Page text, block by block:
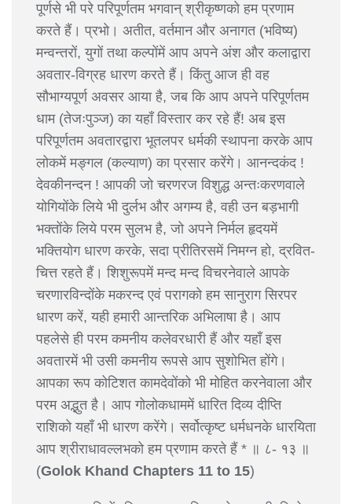
पूर्णसे भी परे परिपूर्णतम भगवान् श्रीकृष्णको हम प्रणाम
करते हैं। प्रभो। अतीत, वर्तमान और अनागत (भविष्य)
मन्वन्तरों, युगों तथा कल्पोंमें आप अपने अंश और कलाद्वारा
अवतार-विग्रह धारण करते हैं। किंतु आज ही वह
सौभाग्यपूर्ण अवसर आया है, जब कि आप अपने परिपूर्णतम
धाम (तेजःपुञ्ज) का यहाँ विस्तार कर रहे हैं! अब इस
परिपूर्णतम अवतारद्वारा भूतलपर धर्मकी स्थापना करके आप
लोकमें मङ्गल (कल्याण) का प्रसार करेंगे। आनन्दकंद !
देवकीनन्दन ! आपकी जो चरणरज विशुद्ध अन्तःकरणवाले
योगियोंके लिये भी दुर्लभ और अगम्य है, वही उन बड़भागी
भक्तोंके लिये परम सुलभ है, जो अपने निर्मल हृदयमें
भक्तियोग धारण करके, सदा प्रीतिरसमें निमग्न हो, द्रवित-
चित्त रहते हैं। शिशुरूपमें मन्द मन्द विचरनेवाले आपके
चरणारविन्दोंके मकरन्द एवं परागको हम सानुराग सिरपर
धारण करें, यही हमारी आन्तरिक अभिलाषा है। आप
पहलेसे ही परम कमनीय कलेवरधारी हैं और यहाँ इस
अवतारमें भी उसी कमनीय रूपसे आप सुशोभित होंगे।
आपका रूप कोटिशत कामदेवोंको भी मोहित करनेवाला और
परम अद्भुत है। आप गोलोकधाममें धारित दिव्य दीप्ति
राशिको यहाँ भी धारण करेंगे। सर्वोत्कृष्ट धर्मधनके धारयिता
आप श्रीराधावल्लभको हम प्रणाम करते हैं * ॥ ८- १३ ॥
(Golok Khand Chapters 11 to 15)